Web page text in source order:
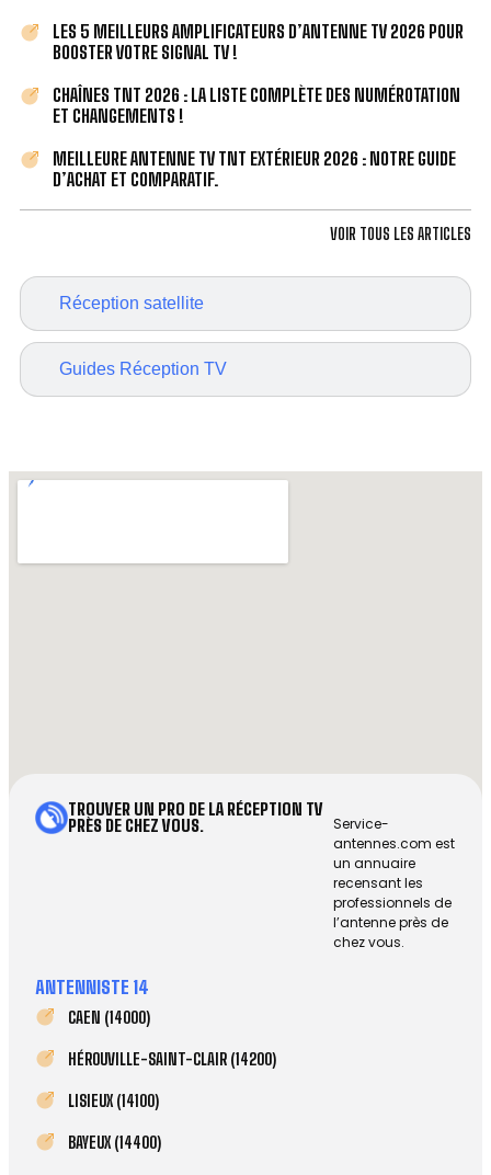
Réception satellite
Guides Réception TV
LES 5 MEILLEURS AMPLIFICATEURS D’ANTENNE TV 2026 POUR
BOOSTER VOTRE SIGNAL TV !
CHAÎNES TNT 2026 : LA LISTE COMPLÈTE DES NUMÉROTATION
ET CHANGEMENTS !
MEILLEURE ANTENNE TV TNT EXTÉRIEUR 2026 : NOTRE GUIDE
D’ACHAT ET COMPARATIF.
VOIR TOUS LES ARTICLES
TROUVER UN PRO DE LA RÉCEPTION TV
PRÈS DE CHEZ VOUS.
Service-
antennes.com est
un annuaire
recensant les
professionnels de
l’antenne près de
chez vous.
ANTENNISTE 14
CAEN (14000)
HÉROUVILLE-SAINT-CLAIR (14200)
LISIEUX (14100)
BAYEUX (14400)